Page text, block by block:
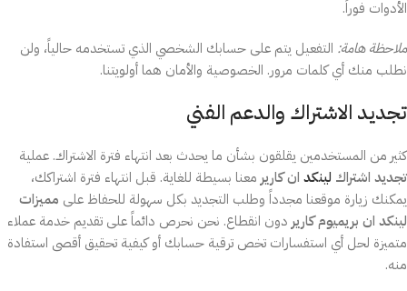
الأدوات فوراً.
ملاحظة هامة: التفعيل يتم على حسابك الشخصي الذي تستخدمه حالياً، ولن
نطلب منك أي كلمات مرور. الخصوصية والأمان هما أولويتنا.
تجديد الاشتراك والدعم الفني
كثير من المستخدمين يقلقون بشأن ما يحدث بعد انتهاء فترة الاشتراك. عملية
تجديد اشتراك لينكد ان كارير معنا بسيطة للغاية. قبل انتهاء فترة اشتراكك،
يمكنك زيارة موقعنا مجدداً وطلب التجديد بكل سهولة للحفاظ على مميزات
لينكد ان بريميوم كارير دون انقطاع. نحن نحرص دائماً على تقديم خدمة عملاء
متميزة لحل أي استفسارات تخص ترقية حسابك أو كيفية تحقيق أقصى استفادة
منه.